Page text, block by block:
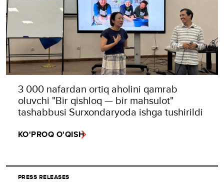
3 000 nafardan ortiq aholini qamrab
oluvchi "Bir qishloq — bir mahsulot"
tashabbusi Surxondaryoda ishga tushirildi
KO'PROQ O'QISH
PRESS RELEASES